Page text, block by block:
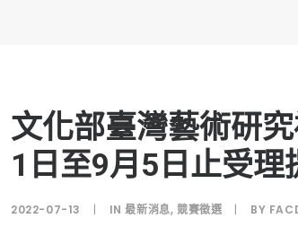
文化部臺灣藝術研
1日至9月5日止受理
2022-07-13 | IN最新消息,競賽徵選 | BY